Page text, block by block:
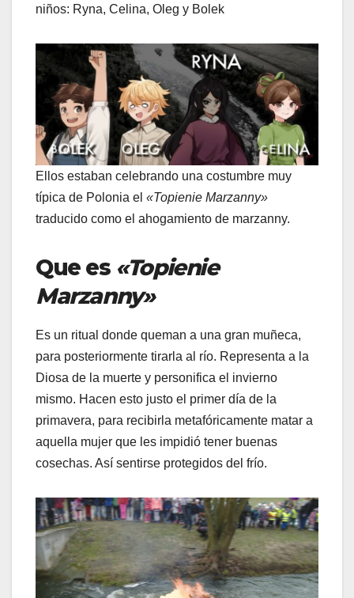
niños: Ryna, Celina, Oleg y Bolek
Ellos estaban celebrando una costumbre muy
típica de Polonia el «Topienie Marzanny»
traducido como el ahogamiento de marzanny.
Que es «Topienie
Marzanny»
Es un ritual donde queman a una gran muñeca,
para posteriormente tirarla al río. Representa a la
Diosa de la muerte y personifica el invierno
mismo. Hacen esto justo el primer día de la
primavera, para recibirla metafóricamente matar a
aquella mujer que les impidió tener buenas
cosechas. Así sentirse protegidos del frío.